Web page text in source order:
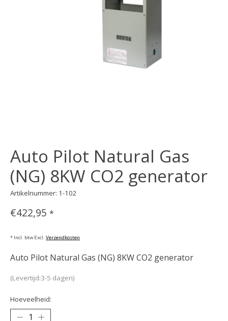
Auto Pilot Natural Gas
(NG) 8KW CO2 generator
Artikelnummer: 1-102
€422,95 *
* Incl. btw Excl. Verzendkosten
Auto Pilot Natural Gas (NG) 8KW CO2 generator
(Levertijd:3-5 dagen)
Hoeveelheid: